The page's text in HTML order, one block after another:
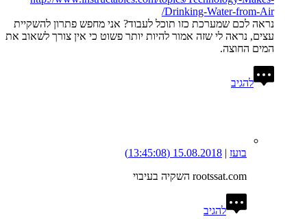
Drinking-Water-from-Air/
נראה לכם שמערכת כזו תוכל לעבוד? אני מחפש פתרון להשקיית
עצים, נראה לי שזה אמור להיות יותר פשוט כי אין צורך לשאוב את
המים החוצה.
להגיב
בועז |
15.08.2018
(13:45:08)
rootssat.com השקיה בעיבוי
להגיב